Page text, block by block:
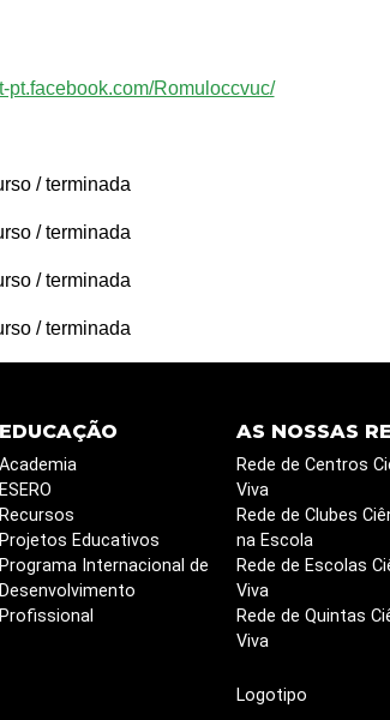
pt.facebook.com/Romuloccvuc/
/ terminada
/ terminada
/ terminada
/ terminada
EDUCAÇÃO
Academia
ESERO
Recursos
Projetos Educativos
Programa Internacional de
Desenvolvimento
Profissional
AS NOSSAS
Rede de Centros
Viva
Rede de Clubes
na Escola
Rede de Escolas
Viva
Rede de Quintas
Viva
Logotipo